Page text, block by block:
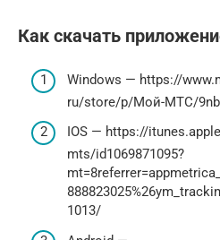
Как скачать
Windows — https://
ru/store/p/Мой-МТС/
IOS — https://
mts/id1069871095?
1013/